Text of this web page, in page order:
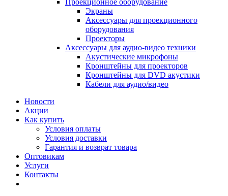
Проекционное оборудование
Экраны
Аксессуары для проекционного
оборудования
Проекторы
Аксессуары для аудио-видео техники
Акустические микрофоны
Кронштейны для проекторов
Кронштейны для DVD акустики
Кабели для аудио/видео
Новости
Акции
Как купить
Условия оплаты
Условия доставки
Гарантия и возврат товара
Оптовикам
Услуги
Контакты